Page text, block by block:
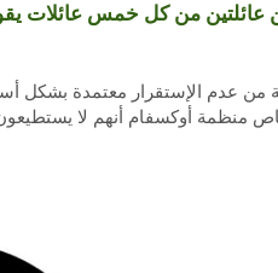
من كل خمس عائلات
من عدم الإستقرار معتمدة
منظمة أوكسفام أنهم لا